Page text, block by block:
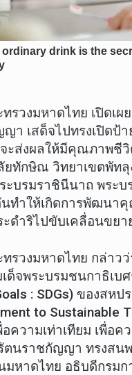
รวงมหาดไทย เปิดเ
เสด็จไปทรงเปิดป้
ส่งผลให้มีคุณภาพชี
กษิณ วิทยาเขตพัทลุ
ะบรมราชินีนาถ พร
ทำให้เกิดการพัฒนา
ะดำริไปขับเคลื่อนข
รวงมหาดไทย กล่า
เด็จพระบรมชนกาธิ
: SDGs) ของส
to Sustainable
ามเท่าเทียม เพื่อค
นราชกัญญา ทรงสน
หาดไทย อธิบดีกรม